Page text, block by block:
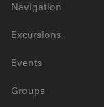
Navigation
Excursions
Events
Groups